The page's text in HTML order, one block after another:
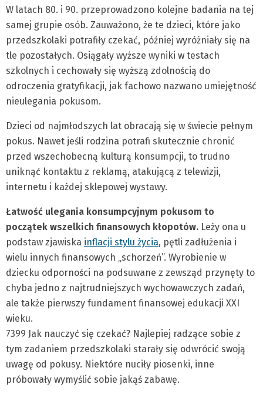
W latach 80. i 90. przeprowadzono kolejne badania na tej
samej grupie osób. Zauważono, że te dzieci, które jako
przedszkolaki potrafiły czekać, później wyróżniały się na
tle pozostałych. Osiągały wyższe wyniki w testach
szkolnych i cechowały się wyższą zdolnością do
odroczenia gratyfikacji, jak fachowo nazwano umiejętność
nieulegania pokusom.
Dzieci od najmłodszych lat obracają się w świecie pełnym
pokus. Nawet jeśli rodzina potrafi skutecznie chronić
przed wszechobecną kulturą konsumpcji, to trudno
uniknąć kontaktu z reklamą, atakującą z telewizji,
internetu i każdej sklepowej wystawy.
Łatwość ulegania konsumpcyjnym pokusom to
początek wszelkich finansowych kłopotów. Leży ona u
podstaw zjawiska inflacji stylu życia, pętli zadłużenia i
wielu innych finansowych „schorzeń”. Wyrobienie w
dziecku odporności na podsuwane z zewsząd przynęty to
chyba jedno z najtrudniejszych wychowawczych zadań,
ale także pierwszy fundament finansowej edukacji XXI
wieku.
7399 Jak nauczyć się czekać? Najlepiej radzące sobie z
tym zadaniem przedszkolaki starały się odwrócić swoją
uwagę od pokusy. Niektóre nuciły piosenki, inne
próbowały wymyślić sobie jakąś zabawę.